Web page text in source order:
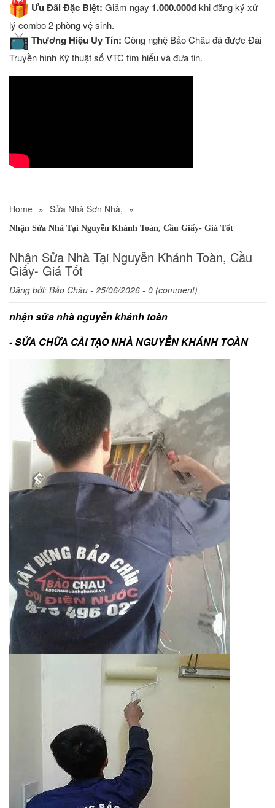
Ưu Đãi Đặc Biệt: Giảm ngay 1.000.000đkhi đăng ký xử
lý combo 2 phòng vệ sinh.
Thương Hiệu Uy Tín: Công nghệ Bảo Châu đã được Đài
Truyền hình Kỹ thuật số VTC tìm hiểu và đưa tin.
Home » Sửa Nhà Sơn Nhà, »
Nhận Sửa Nhà Tại Nguyễn Khánh Toàn, Cầu Giấy- Giá Tốt
Nhận Sửa Nhà Tại Nguyễn Khánh Toàn, Cầu
Giấy- Giá Tốt
Đăng bởi: Bảo Châu - 25/06/2026 - 0 (comment)
nhận sửa nhà nguyễn khánh toàn
- SỬA CHỮA CẢI TẠO NHÀ NGUYỄN KHÁNH TOÀN